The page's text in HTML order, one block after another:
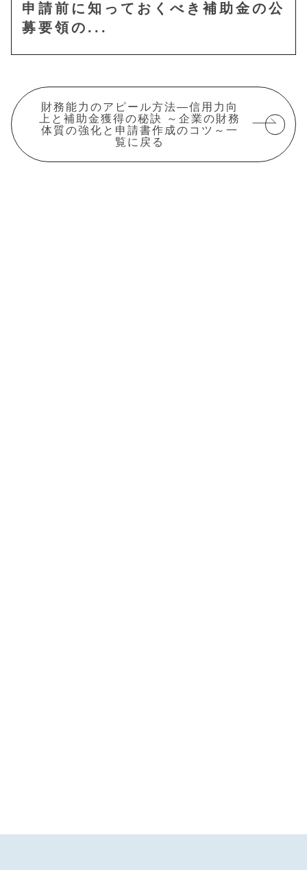
申請前に知っておくべき補助金の公
募要領の...
財務能力のアピール方法―信用力向
上と補助金獲得の秘訣 ～企業の財務
体質の強化と申請書作成のコツ～一
覧に戻る